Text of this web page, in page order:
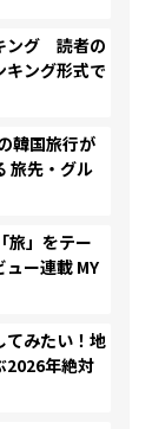
ング 読者の
キング形式で
韓国旅行が
旅先・グル
旅」をテー
ー連載 MY
てみたい！地
2026年絶対